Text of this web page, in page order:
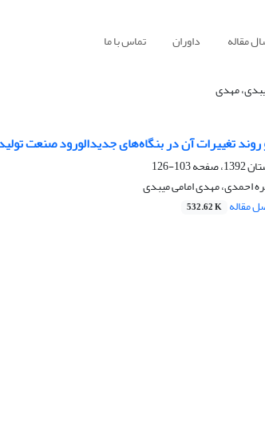
مقاله داوران تماس با ما
مهدی
تغییرات آن در بنگاه‌های جدیدالورود صنعت تولید
103-126
احمدی، مهدی امامی میبدی
مقاله 532.62 K